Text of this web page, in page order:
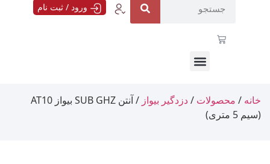
ورود / ثبت نام
خانه / محصولات /دزدگیر بیواز
/ آنتن SUB GHZ بیواز AT10
(سیم 5 متری)